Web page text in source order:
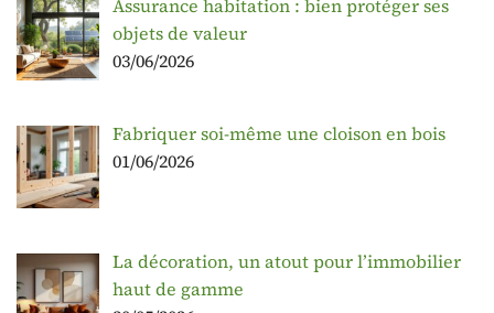
Assurance habitation : bien protéger ses
objets de valeur
03/06/2026
Fabriquer soi-même une cloison en bois
01/06/2026
La décoration, un atout pour l’immobilier
haut de gamme